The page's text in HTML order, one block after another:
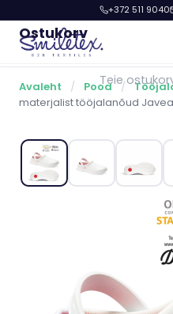
+372 511 9040
Avaleht / Pood /
materjalist tööjalanõud
Ostukorv
Teie